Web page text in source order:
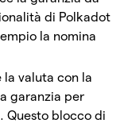
di Polkadot
la nomina
la valuta con la
garanzia per
Questo blocco di